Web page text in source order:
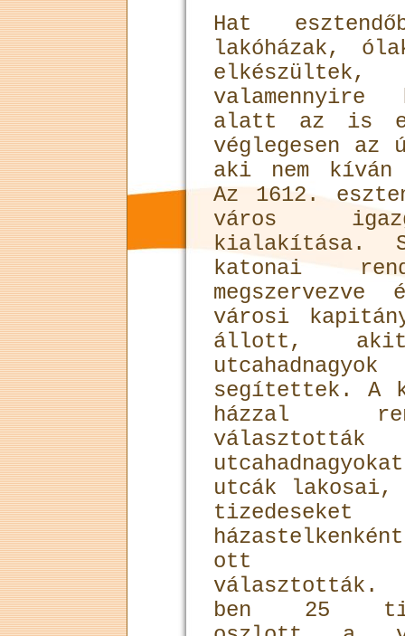
Hat
lakóházak,
alatt az is
véglegesen
aki nem
Az 1612.
város
kialakítása.
katonai
városi
állott, akit
segítettek. A
házzal
választották
utcák lakosai,
tizedeseket
ott
választották.
ben 25